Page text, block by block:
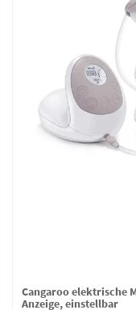
Cangaroo elektrische
Anzeige, einstellbar